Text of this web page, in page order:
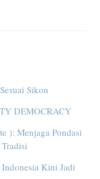
Sikon
DEMOCRACY
): Menjaga Pondasi
Kini Jadi